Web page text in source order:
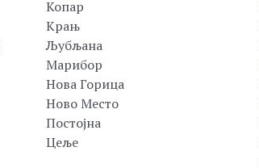
Копар
Крањ
Љубљана
Марибор
Нова Горица
Ново Место
Постојна
Цеље